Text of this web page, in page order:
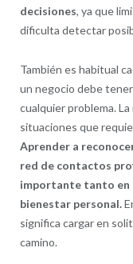
decisiones, ya que
dificulta detectar
También es habitual
un negocio debe
cualquier problema.
situaciones que
Aprender a
red de contactos
importante tanto en
bienestar personal.
significa cargar en
camino.